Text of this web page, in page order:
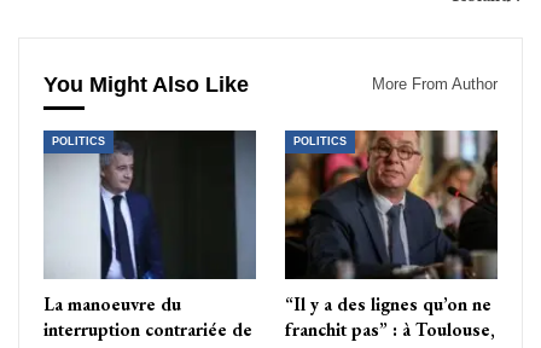
You Might Also Like More From Author
POLITICS
La manoeuvre du
interruption contrariée de
POLITICS
“Il y a des lignes qu’on ne
franchit pas” : à Toulouse,